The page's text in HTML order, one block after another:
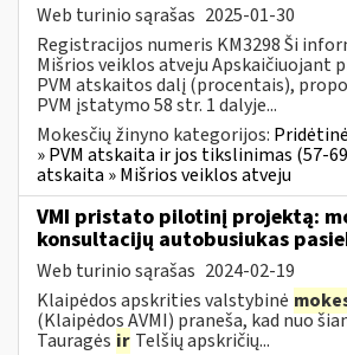
Web turinio sąrašas 2025-01-30
Registracijos numeris KM3298 Ši
Mišrios veiklos atveju Apskaičiuojant
PVM atskaitos dalį (procentais),
PVM įstatymo 58 str. 1 dalyje...
Mokesčių žinyno kategorijos:
» PVM atskaita ir jos tikslinimas (57-69
atskaita » Mišrios veiklos atveju
VMI pristato pilotinį projektą:
konsultacijų autobusiukas
Web turinio sąrašas 2024-02-19
Klaipėdos apskrities valstybinė
(Klaipėdos AVMI) praneša, kad nuo
Tauragės ir Telšių apskričių...